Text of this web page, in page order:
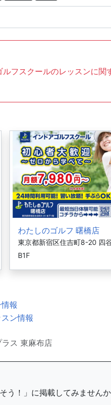
ルフスクールのレッスンに関
わたしのゴルフ 曙橋店
東京都新宿区住吉町8-20 四
B1F
報
ン情報
ス 東麻布店
う！」に掲載してみませんか